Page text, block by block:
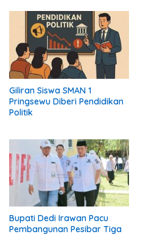
Giliran Siswa SMAN 1
Pringsewu Diberi Pendidikan
Politik
Bupati Dedi Irawan Pacu
Pembangunan Pesibar Tiga